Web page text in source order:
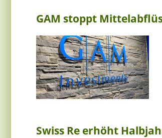
GAM stoppt
Swiss Re erhöht